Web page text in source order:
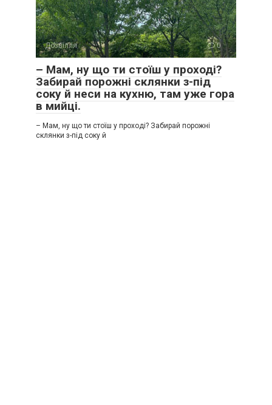
Дозвілля 0
– Мам, ну що ти стоїш у проході?
Забирай порожні склянки з-під
соку й неси на кухню, там уже гора
в мийці.
– Мам, ну що ти стоїш у проході? Забирай порожні
склянки з-під соку й